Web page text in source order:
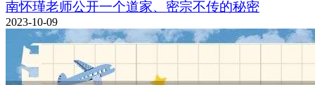
南怀瑾老师公开一个道家、密宗不传的秘密
2023-10-09